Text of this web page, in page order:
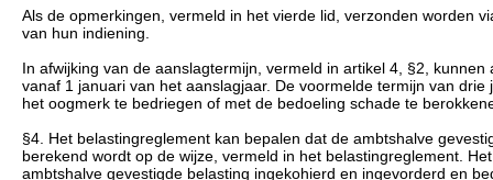
Als de opmerkingen, vermeld in het vierde lid, verzonden worden
van hun indiening.
In afwijking van de aanslagtermijn, vermeld in artikel 4, §2,
vanaf 1 januari van het aanslagjaar. De voormelde termijn van
het oogmerk te bedriegen of met de bedoeling schade te
§4. Het belastingreglement kan bepalen dat de ambtshalve
berekend wordt op de wijze, vermeld in het belastingreglement.
ambtshalve gevestigde belasting ingekohierd en ingevorderd en